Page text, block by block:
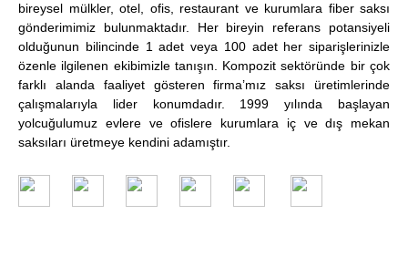
bireysel mülkler, otel, ofis, restaurant ve kurumlara fiber saksı
gönderimimiz bulunmaktadır. Her bireyin referans potansiyeli
olduğunun bilincinde 1 adet veya 100 adet her siparişlerinizle
özenle ilgilenen ekibimizle tanışın. Kompozit sektöründe bir çok
farklı alanda faaliyet gösteren firma’mız saksı üretimlerinde
çalışmalarıyla lider konumdadır. 1999 yılında başlayan
yolcuğulumuz evlere ve ofislere kurumlara iç ve dış mekan
saksıları üretmeye kendini adamıştır.